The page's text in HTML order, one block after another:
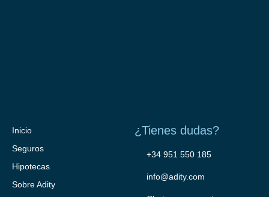
Inicio
Seguros
Hipotecas
Sobre Adity
¿Tienes dudas?
+34 951 550 185
info@adity.com